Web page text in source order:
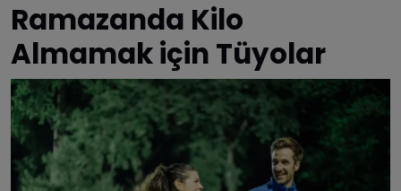
Ramazanda Kilo
Almamak için Tüyolar